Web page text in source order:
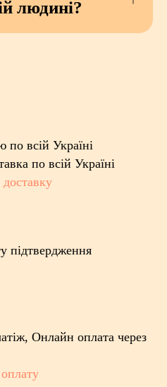
людині?
всій Україні
по всій Україні
підтвердження
Онлайн оплата через